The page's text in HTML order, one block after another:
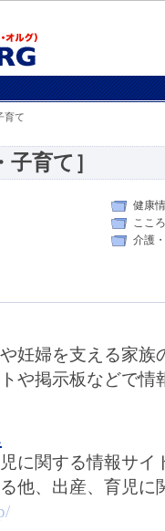
育て
育て］
健康
こころ
介護
妊婦を支える家
や掲示板などで情
に関する情報サイ
他、出産、育児に